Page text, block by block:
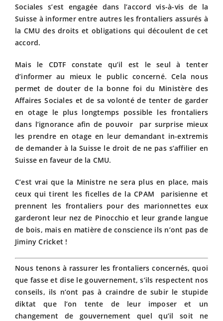
Sociales s’est engagée dans l’accord vis-à-vis de la
Suisse à informer entre autres les frontaliers assurés à
la CMU des droits et obligations qui découlent de cet
accord.
Mais le CDTF constate qu’il est le seul à tenter
d’informer au mieux le public concerné. Cela nous
permet de douter de la bonne foi du Ministère des
Affaires Sociales et de sa volonté de tenter de garder
en otage le plus longtemps possible les frontaliers
dans l’ignorance afin de pouvoir par surprise mieux
les prendre en otage en leur demandant in-extremis
de demander à la Suisse le droit de ne pas s’affilier en
Suisse en faveur de la CMU.
C’est vrai que la Ministre ne sera plus en place, mais
ceux qui tirent les ficelles de la CPAM parisienne et
prennent les frontaliers pour des marionnettes eux
garderont leur nez de Pinocchio et leur grande langue
de bois, mais en matière de conscience ils n’ont pas de
Jiminy Cricket !
Nous tenons à rassurer les frontaliers concernés, quoi
que fasse et dise le gouvernement, s’ils respectent nos
conseils, ils n’ont pas à craindre de subir le stupide
diktat que l’on tente de leur imposer et un
changement de gouvernement quel qu’il soit ne